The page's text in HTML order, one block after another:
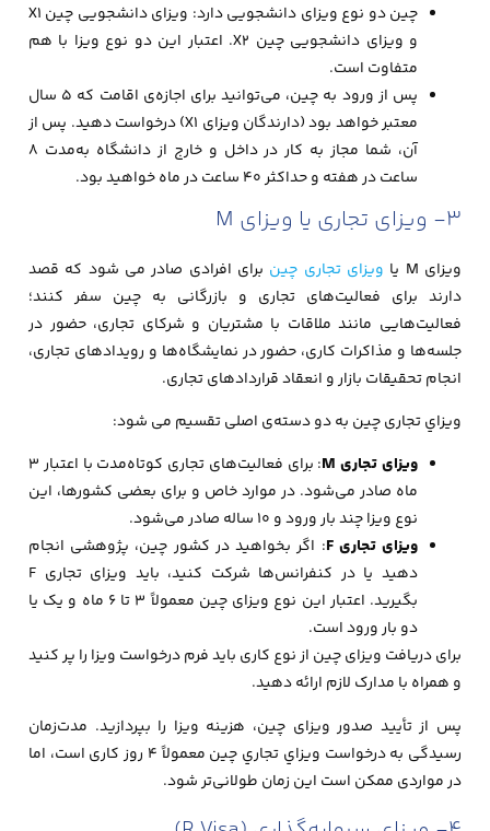
چین دو نوع ویزای دانشجویی دارد: ویزای دانشجویی چین X1
و ویزای دانشجویی چین X2. اعتبار این دو نوع ویزا با هم
متفاوت است.
پس از ورود به چین، می‌توانید برای اجازه‌ی اقامت که ۵ سال
معتبر خواهد بود (دارندگان ویزای X1) درخواست دهید. پس از
آن، شما مجاز به کار در داخل و خارج از دانشگاه به‌مدت ۸
ساعت در هفته و حداکثر ۴۰ ساعت در ماه خواهید بود.
3- ویزای تجاری یا ویزای M
ویزای M یا ویزای تجاری چین برای افرادی صادر می شود که قصد
دارند برای فعالیت‌های تجاری و بازرگانی به چین سفر کنند؛
فعالیت‌هایی مانند ملاقات با مشتریان و شرکای تجاری، حضور در
جلسه‌ها و مذاکرات کاری، حضور در نمایشگاه‌ها و رویدادهای تجاری،
انجام تحقیقات بازار و انعقاد قراردادهای تجاری.
ويزاي تجاری چين به دو دسته‌ی اصلی تقسیم می شود:
ویزای تجاری M
: برای فعالیت‌های تجاری کوتاه‌مدت با اعتبار ۳
ماه صادر می‌شود. در موارد خاص و برای بعضی کشورها، این
نوع ویزا چند بار ورود و ۱۰ ساله صادر می‌شود.
ویزای تجاری F : اگر بخواهید در کشور چین، پژوهشی انجام
دهید یا در کنفرانس‌ها شرکت کنید، باید ویزای تجاری F
بگیرید. اعتبار این نوع ویزای چین معمولاً ۳ تا ۶ ماه و یک یا
دو بار ورود است.
برای دریافت ویزای چین از نوع کاری باید فرم درخواست ویزا را پر کنید
و همراه با مدارک لازم ارائه دهید.
پس از تأیید صدور ویزای چین، هزینه ویزا را بپردازید. مدت‌زمان
رسیدگی به درخواست ويزاي تجاري چين معمولاً ۴ روز کاری است، اما
در مواردی ممکن است این زمان طولانی‌تر شود.